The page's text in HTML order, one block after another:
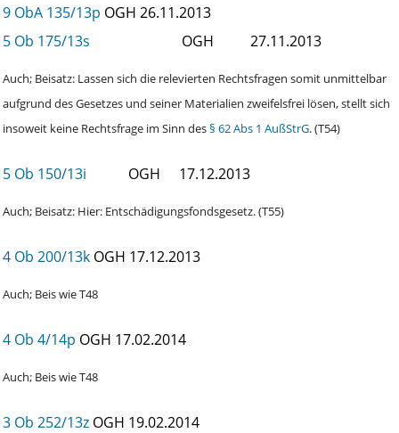
9 ObA 135/13p OGH 26.11.2013
5 Ob 175/13s
OGH 27.11.2013
Auch; Beisatz: Lassen sich die relevierten Rechtsfragen somit unmittelbar
aufgrund des Gesetzes und seiner Materialien zweifelsfrei lösen, stellt sich
insoweit keine Rechtsfrage im Sinn des§ 62 Abs 1 AußStrG. (T54)
5 Ob 150/13i OGH 17.12.2013
Auch; Beisatz: Hier: Entschädigungsfondsgesetz. (T55)
4 Ob 200/13k OGH 17.12.2013
Auch; Beis wie T48
4 Ob 4/14p OGH 17.02.2014
Auch; Beis wie T48
3 Ob 252/13z OGH 19.02.2014